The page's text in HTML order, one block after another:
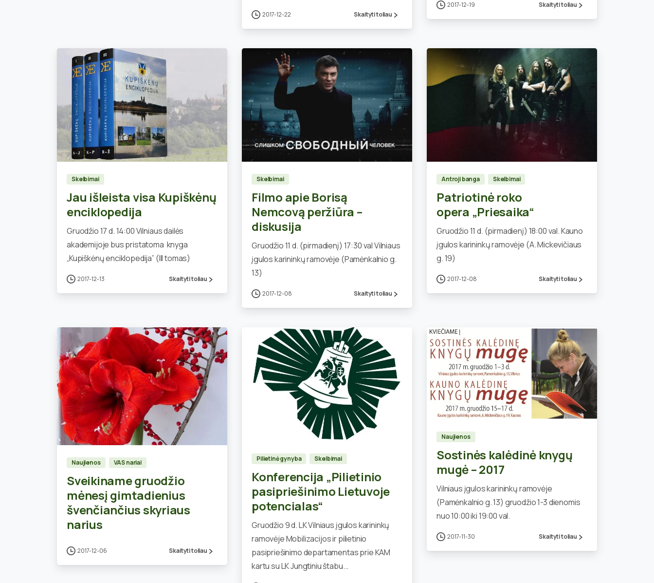
2017-12-22 Skaityti toliau
2017-12-19 Skaityti toliau
Skelbimai
Jau išleista visa Kupiškėnų
enciklopedija
Gruodžio 17 d. 14:00 Vilniaus dailės
akademijoje bus pristatoma knyga
„Kupiškėnų enciklopedija” (III tomas)
2017-12-13 Skaityti toliau
0
Skelbimai
Filmo apie Borisą
Nemcovą peržiūra –
diskusija
Gruodžio 11 d. (pirmadienį) 17:30 val Vilniaus
įgulos karininkų ramovėje (Pamėnkalnio g.
13)
2017-12-08 Skaityti toliau
Antroji banga Skelbimai
Patriotinė roko
opera „Priesaika“
Gruodžio 11 d. (pirmadienį) 18:00 val. Kauno
įgulos karininkų ramovėje (A. Mickevičiaus
g. 19)
2017-12-08 Skaityti toliau
Naujienos VAS nariai
Sveikiname gruodžio
mėnesį gimtadienius
švenčiančius skyriaus
narius
2017-12-06 Skaityti toliau
Pilietinė gynyba Skelbimai
Konferencija „Pilietinio
pasipriešinimo Lietuvoje
potencialas“
Gruodžio 9 d. LK Vilniaus įgulos karininkų
ramovėje Mobilizacijos ir pilietinio
pasipriešinimo departamentas prie KAM
kartu su LK Jungtiniu štabu...
1
Naujienos
Sostinės kalėdinė knygų
mugė – 2017
Vilniaus įgulos karininkų ramovėje
(Pamėnkalnio g. 13) gruodžio 1-3 dienomis
nuo 10:00 iki 19:00 val.
2017-11-30 Skaityti toliau